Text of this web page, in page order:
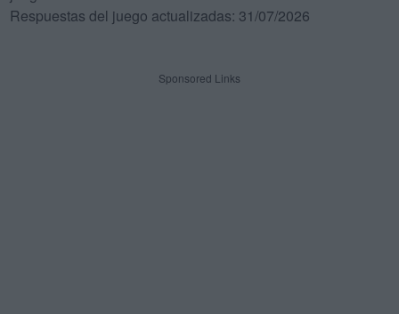
Respuestas del juego actualizadas: 31/07/2026
Sponsored Links